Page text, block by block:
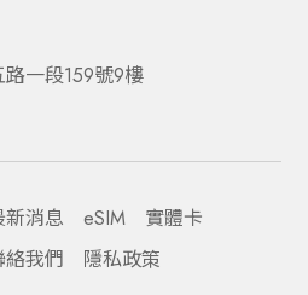
一段159號9樓
新消息 eSIM
實體卡
絡我們 隱私政策